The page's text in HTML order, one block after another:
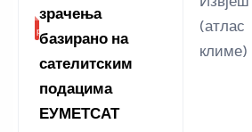
зрачења
базирано на
сателитским
подацима
ЕУМЕТСАТ
(атлас
климе)